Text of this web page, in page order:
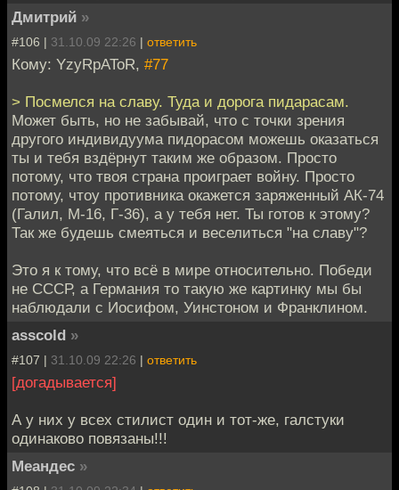
Дмитрий »
#106 | 31.10.09 22:26 | ответить
Кому: YzyRpAToR, #77
> Посмелся на славу. Туда и дорога пидарасам.
Может быть, но не забывай, что с точки зрения
другого индивидуума пидорасом можешь оказаться
ты и тебя вздёрнут таким же образом. Просто
потому, что твоя страна проиграет войну. Просто
потому, чтоу противника окажется заряженный АК-74
(Галил, М-16, Г-36), а у тебя нет. Ты готов к этому?
Так же будешь смеяться и веселиться "на славу"?
Это я к тому, что всё в мире относительно. Победи
не СССР, а Германия то такую же картинку мы бы
наблюдали с Иосифом, Уинстоном и Франклином.
asscold »
#107 | 31.10.09 22:26 | ответить
[догадывается]
А у них у всех стилист один и тот-же, галстуки
одинаково повязаны!!!
Меандес »